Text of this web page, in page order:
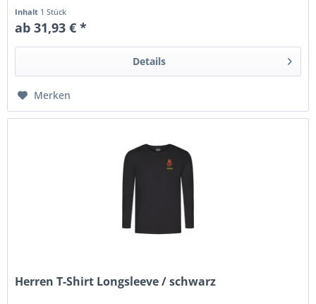
Inhalt 1 Stück
ab 31,93 € *
Details
Merken
Herren T-Shirt Longsleeve / schwarz